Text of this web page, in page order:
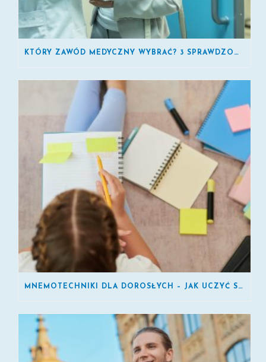
KTÓRY ZAWÓD MEDYCZNY WYBRAĆ? 3 SPRAWDZONE KIERUNKI
MNEMOTECHNIKI DLA DOROSŁYCH – JAK UCZYĆ SIĘ SZYBCIEJ?